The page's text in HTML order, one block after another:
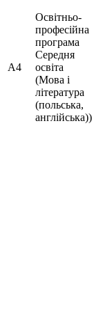
A4
Освітньо-
професійна
програма
Середня
освіта
(Мова і
література
(польська,
англійська))